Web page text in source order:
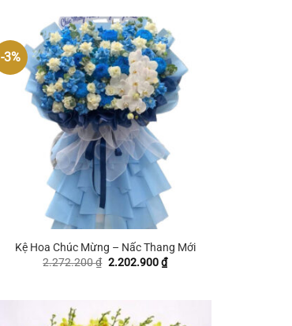
-3%
Kệ Hoa Chúc Mừng – Nấc Thang Mới
2.272.200₫ Giá
2.202.900₫Giá